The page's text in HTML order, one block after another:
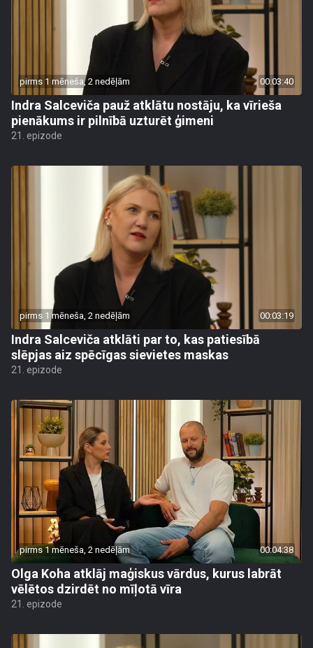
pirms 1 mēneša, 2 nedēļām 00:03:40
Indra Salceviča pauž atklātu nostāju, ka vīrieša
pienākums ir pilnībā uzturēt ģimeni
21. epizode
pirms 1 mēneša, 2 nedēļām 00:03:19
Indra Salceviča atklāti par to, kas patiesībā
slēpjas aiz spēcīgas sievietes maskas
21. epizode
pirms 1 mēneša, 2 nedēļām 00:04:38
Olga Koha atklāj maģiskus vārdus, kurus labrāt
vēlētos dzirdēt no mīļotā vīra
21. epizode